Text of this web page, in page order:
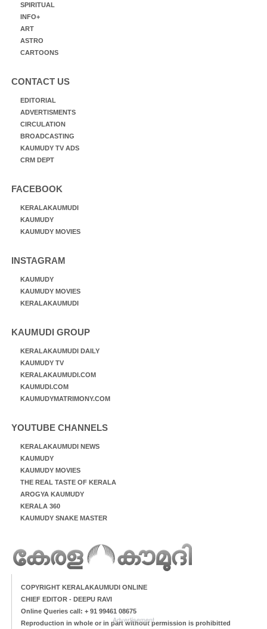
SPIRITUAL
INFO+
ART
ASTRO
CARTOONS
CONTACT US
EDITORIAL
ADVERTISMENTS
CIRCULATION
BROADCASTING
KAUMUDY TV ADS
CRM DEPT
FACEBOOK
KERALAKAUMUDI
KAUMUDY
KAUMUDY MOVIES
INSTAGRAM
KAUMUDY
KAUMUDY MOVIES
KERALAKAUMUDI
KAUMUDI GROUP
KERALAKAUMUDI DAILY
KAUMUDY TV
KERALAKAUMUDI.COM
KAUMUDI.COM
KAUMUDYMATRIMONY.COM
YOUTUBE CHANNELS
KERALAKAUMUDI NEWS
KAUMUDY
KAUMUDY MOVIES
THE REAL TASTE OF KERALA
AROGYA KAUMUDY
KERALA 360
KAUMUDY SNAKE MASTER
COPYRIGHT KERALAKAUMUDI ONLINE
CHIEF EDITOR - DEEPU RAVI
Online Queries call: + 91 99461 08675
Reproduction in whole or in part without permission is prohibitted
Advertisement